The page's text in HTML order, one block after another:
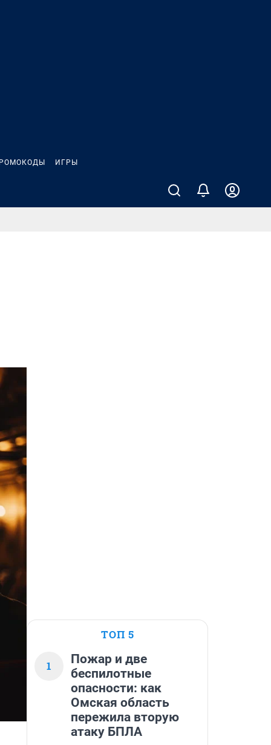
ИГРЫ
ТОП 5
1
Пожар и две
беспилотные
опасности: как
Омская область
пережила вторую
атаку БПЛА